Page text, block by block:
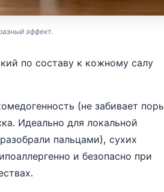
эффект.
по составу к кожному салу
(не забивает
Идеально для локальной
пальцами), сухих
и безопасно при